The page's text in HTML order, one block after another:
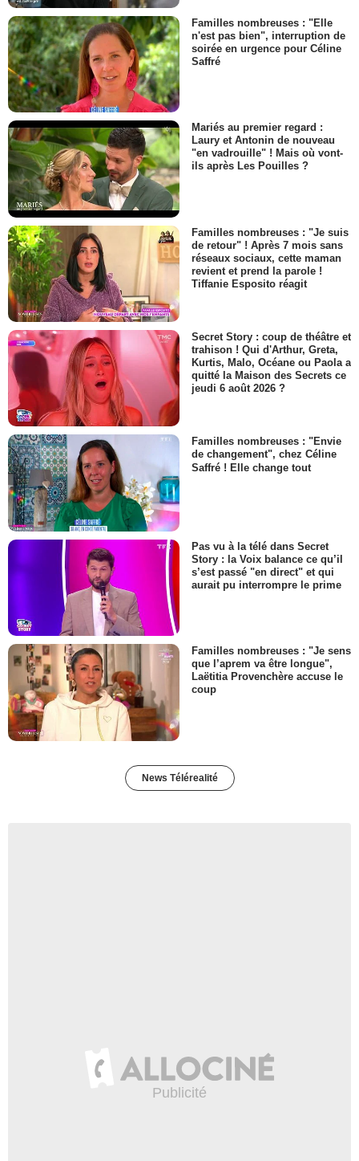
Familles nombreuses : "Elle
n'est pas bien", interruption de
soirée en urgence pour Céline
Saffré
Mariés au premier regard :
Laury et Antonin de nouveau
"en vadrouille" ! Mais où vont-
ils après Les Pouilles ?
Familles nombreuses : "Je suis
de retour" ! Après 7 mois sans
réseaux sociaux, cette maman
revient et prend la parole !
Tiffanie Esposito réagit
Secret Story : coup de théâtre et
trahison ! Qui d'Arthur, Greta,
Kurtis, Malo, Océane ou Paola a
quitté la Maison des Secrets ce
jeudi 6 août 2026 ?
Familles nombreuses : "Envie
de changement", chez Céline
Saffré ! Elle change tout
Pas vu à la télé dans Secret
Story : la Voix balance ce qu’il
s’est passé "en direct" et qui
aurait pu interrompre le prime
Familles nombreuses : "Je sens
que l’aprem va être longue",
Laëtitia Provenchère accuse le
coup
News Télérealité